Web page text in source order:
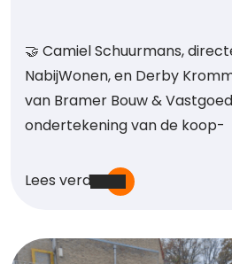
🤝 Camiel Schuurmans,
NabijWonen, en Derby
van Bramer Bouw &
ondertekening van de koop-
Lees verder